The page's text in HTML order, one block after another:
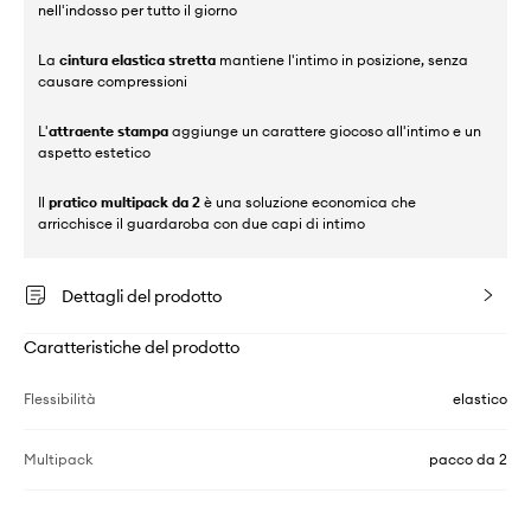
nell'indosso per tutto il giorno
La cintura elastica stretta mantiene l'intimo in posizione, senza
causare compressioni
L'attraente stampa aggiunge un carattere giocoso all'intimo e un
aspetto estetico
Il pratico multipack da 2 è una soluzione economica che
arricchisce il guardaroba con due capi di intimo
Dettagli del prodotto
Caratteristiche del prodotto
Flessibilità elastico
Multipack pacco da 2